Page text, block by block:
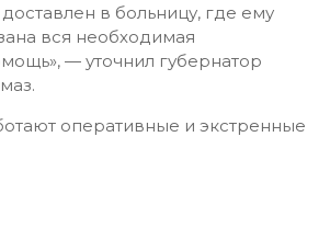
в больницу, где ему
вся необходимая
— уточнил губернатор
оперативные и экстренные